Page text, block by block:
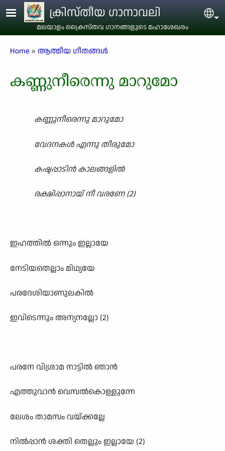
Skip to main contentക്രിസ്തീയ ഗാനാവലി
മലയാളം ക്രൈസ്തവ ഗാനങ്ങളുടെ മഹാശേഖരം
Breadcrumb
Home ആത്മീയ ഗീതങ്ങൾ
കണ്ണുനീരെന്നു മാറുമോ
കണ്ണുനീരെന്നു മാറുമോ
വേദനകൾ എന്നു തീരുമോ
കഷ്ടപ്പാടിൻ കാലങ്ങളിൽ
രക്ഷിപ്പാനായ് നീ വരണേ (2)
ഇഹത്തിൽ ഒന്നും ഇല്ലായേ
നേടിയതെല്ലാം മിഥ്യയേ
പരദേശിയാണുലകിൽ
ഇവിടെന്നും അന്യനല്ലോ (2)
പരനേ വിശ്രാമ നാട്ടിൽ ഞാൻ
എത്തുവാൻ വെമ്പൽകൊള്ളുന്നേ
ലേശം താമസം വയ്ക്കല്ലേ
നിൽപ്പാൻ ശക്തി തെല്ലും ഇല്ലായേ (2)